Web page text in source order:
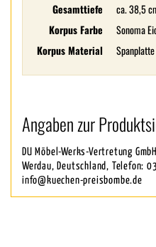
Gesamttiefe
ca. 38,5
Korpus Farbe
Sonoma
Korpus Material
Angaben zur
DU Möbel-Werks-Vertretung
Werdau, Deutschland, Telefon:
info@kuechen-preisbombe.de